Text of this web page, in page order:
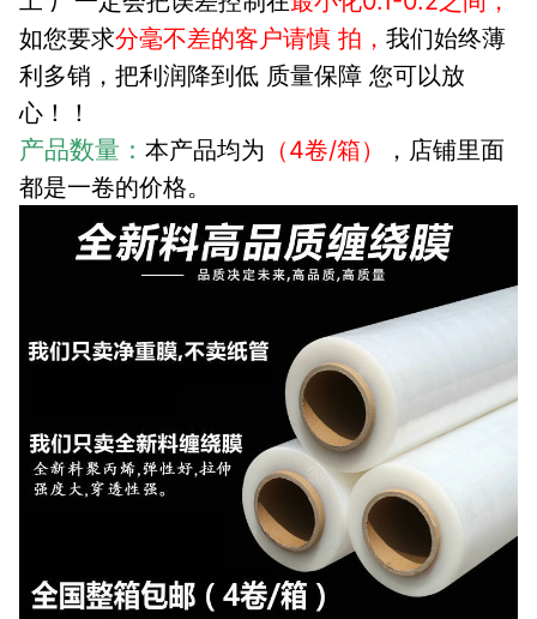
如您要求分毫不差的客户请慎 拍， 我们始终薄
利多销，把利润降到低 质量保障 您可以放
心！！
产品数量： 本产品均为 （4卷/箱） ， 店铺里面
都是一卷的价格。